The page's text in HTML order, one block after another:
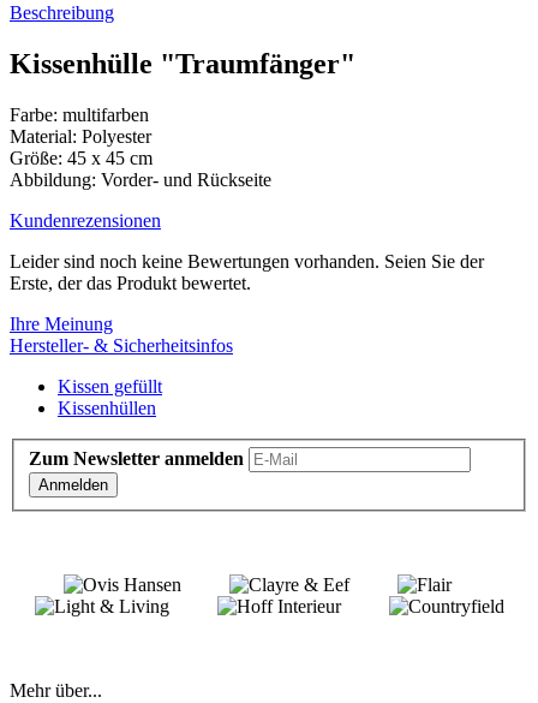
Beschreibung
Kissenhülle "Traumfänger"
Farbe: multifarben
Material: Polyester
Größe: 45 x 45 cm
Abbildung: Vorder- und Rückseite
Kundenrezensionen
Leider sind noch keine Bewertungen vorhanden. Seien Sie der
Erste, der das Produkt bewertet.
Ihre Meinung
Hersteller- & Sicherheitsinfos
Kissen gefüllt
Kissenhüllen
Zum Newsletter anmelden
Anmelden
Mehr über...